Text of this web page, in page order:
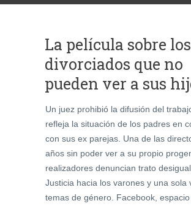
La película sobre los
divorciados que no
pueden ver a sus
Un juez prohibió la difusión del
refleja la situación de los padres en
con sus ex parejas. Una de las
años sin poder ver a su propio
realizadores denuncian trato
Justicia hacia los varones y una sola
temas de género. Facebook,